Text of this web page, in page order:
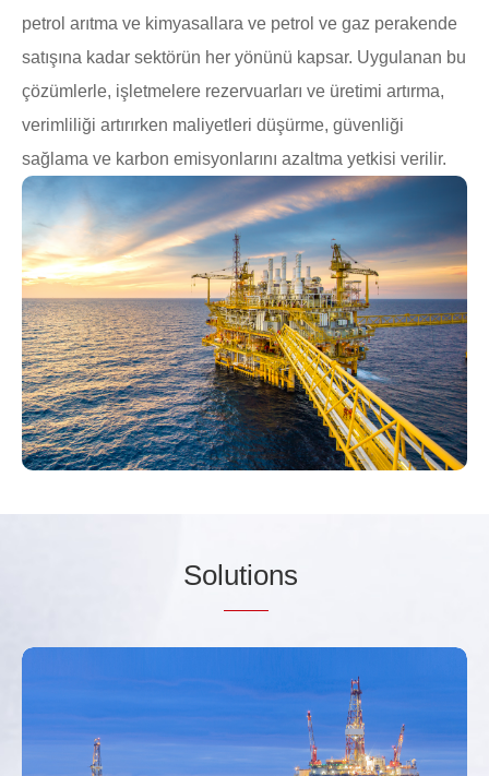
petrol arıtma ve kimyasallara ve petrol ve gaz perakende
satışına kadar sektörün her yönünü kapsar. Uygulanan bu
çözümlerle, işletmelere rezervuarları ve üretimi artırma,
verimliliği artırırken maliyetleri düşürme, güvenliği
sağlama ve karbon emisyonlarını azaltma yetkisi verilir.
Solutions